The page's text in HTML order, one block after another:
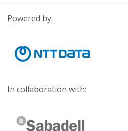
Powered by:
In collaboration with: